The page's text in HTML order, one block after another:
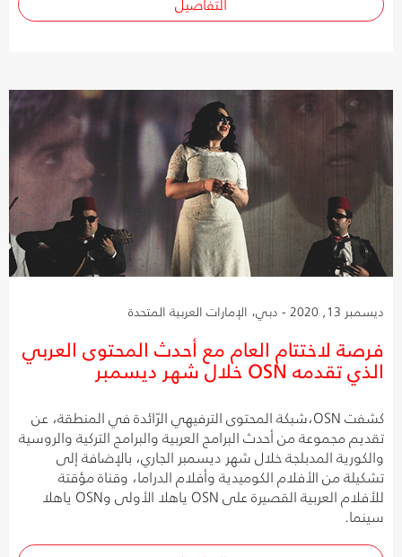
ديسمبر 13, 2020 - دبي، الإمارات العربية المتحدة
فرصة لاختتام العام مع أحدث المحتوى العربي
الذي تقدمه OSN خلال شهر ديسمبر
كشفت OSN،شبكة المحتوى الترفيهي الرّائدة في المنطقة، عن
تقديم مجموعة من أحدث البرامج العربية والبرامج التركية والروسية
والكورية المدبلجة خلال شهر ديسمبر الجاري، بالإضافة إلى
تشكيلة من الأفلام الكوميدية وأفلام الدراما، وقناة مؤقتة
للأفلام العربية القصيرة على OSN ياهلا الأولى وOSN ياهلا
سينما.